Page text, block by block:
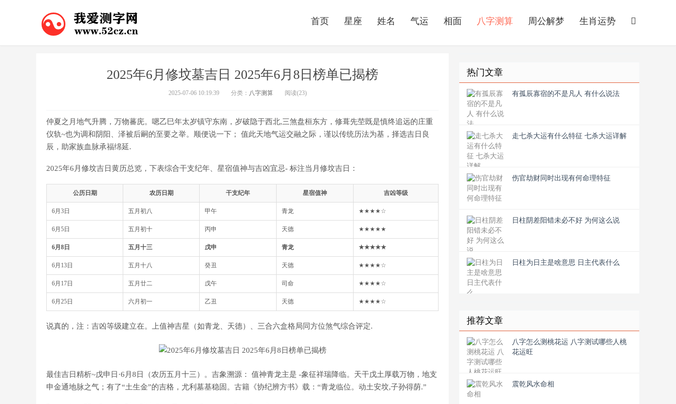
首页 星座 姓名 气运 相面 八字测算 周公解梦 生肖运势
2025年6月修坟墓吉日 2025年6月8日榜单已揭榜
2025-07-06 10:19:39 分类： 八字测算 阅读(23)
仲夏之月地气升腾，万物蕃庑。嗯乙巳年太岁镇守东南，岁破隐于西北,三煞盘桓东方，修葺先茔既是慎终追远的庄重
仪轨~也为调和阴阳、泽被后嗣的至要之举。顺便说一下； 值此天地气运交融之际，谨以传统历法为基，择选吉日良
辰，助家族血脉承福绵延.
2025年6月修坟吉日黄历总览，下表综合干支纪年、星宿值神与吉凶宜忌- 标注当月修坟吉日：
公历日期 农历日期 干支纪年 星宿值神 吉凶等级
6月3日 五月初八 甲午 青龙 ★★★★☆
6月5日 五月初十 丙申 天德 ★★★★★
6月8日 五月十三 戊申 青龙 ★★★★★
6月13日 五月十八 癸丑 天德 ★★★★☆
6月17日 五月廿二 戊午 司命 ★★★★☆
6月25日 六月初一 乙丑 天德 ★★★★☆
说真的，注：吉凶等级建立在。上值神吉星（如青龙、天德）、三合六盒格局同方位煞气综合评定.
最佳吉日精析~戊申日·6月8日（农历五月十三）。吉象溯源： 值神青龙主是 -象征祥瑞降临。天干戊土厚载万物，地支
申金通地脉之气；有了“土生金”的吉格，尤利墓基稳固。古籍《协纪辨方书》载：“青龙临位。动土安坟,子孙得荫.”
热门文章
有孤辰寡宿的不是凡人 有什么说法
走七杀大运有什么特征 七杀大运详解
伤官劫财同时出现有何命理特征
日柱阴差阳错未必不好 为何这么说
日柱为日主是啥意思 日主代表什么
推荐文章
八字怎么测桃花运 八字测试哪些人桃
花运旺
震乾风水命相